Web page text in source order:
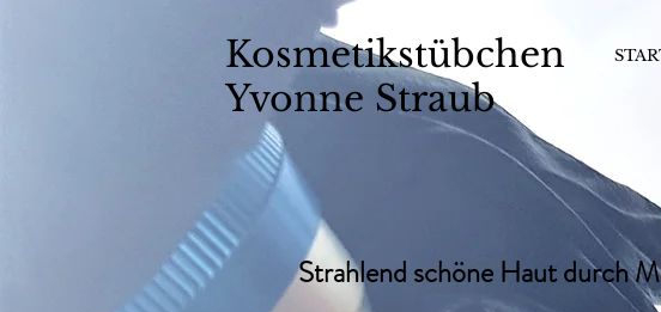
Kosmetikstübchen
Yvonne Straub
Strahlend schöne Haut durch